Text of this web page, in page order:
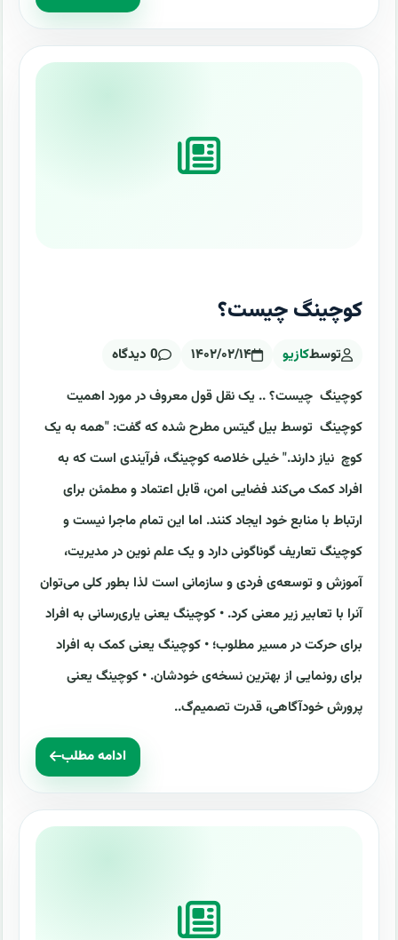
کوچینگ چیست؟
توسطکازیو ۱۴۰۲/۰۲/۱۴ 0 دیدگاه
کوچینگ چیست؟ .. یک نقل قول معروف در مورد اهمیت
کوچینگ توسط بیل گیتس مطرح شده که گفت: "همه به یک
کوچ نیاز دارند." خیلی خلاصه کوچینگ، فرآیندی است که به
افراد کمک می‌کند فضایی امن، قابل اعتماد و مطمئن برای
ارتباط با منابع خود ایجاد کنند. اما این تمام ماجرا نیست و
کوچینگ تعاریف گوناگونی دارد و یک علم نوین در مدیریت،
آموزش و توسعه‌ی فردی و سازمانی است لذا بطور کلی می‌توان
آنرا با تعابیر زیر معنی کرد. • کوچینگ یعنی یاری‌رسانی به افراد
برای حرکت در مسیر مطلوب؛ • کوچینگ یعنی کمک به افراد
برای رونمایی از بهترین نسخه‌ی خودشان. • کوچینگ یعنی
پرورش خودآگاهی، قدرت تصمیم‌گ..
ادامه مطلب